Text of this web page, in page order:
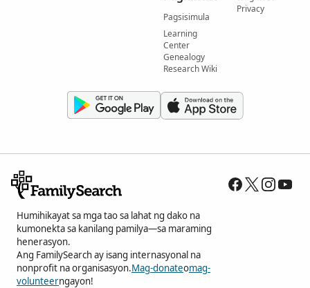
Pagsisimula
Learning
Center
Genealogy
Research Wiki
Privacy
Humihikayat sa mga tao sa lahat ng dako na
kumonekta sa kanilang pamilya—sa maraming
henerasyon.
Ang FamilySearch ay isang internasyonal na
nonprofit na organisasyon.Mag-donateomag-
volunteerngayon!